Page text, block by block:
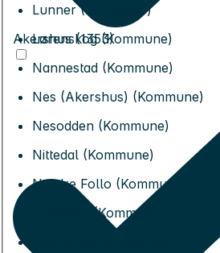
Lunner (Kommune)
Lørenskog (Kommune)
Nannestad (Kommune)
Nes (Akershus) (Kommune)
Nesodden (Kommune)
Nittedal (Kommune)
Nordre Follo (Kommune)
Rælingen (Kommune)
Akershus (1353)